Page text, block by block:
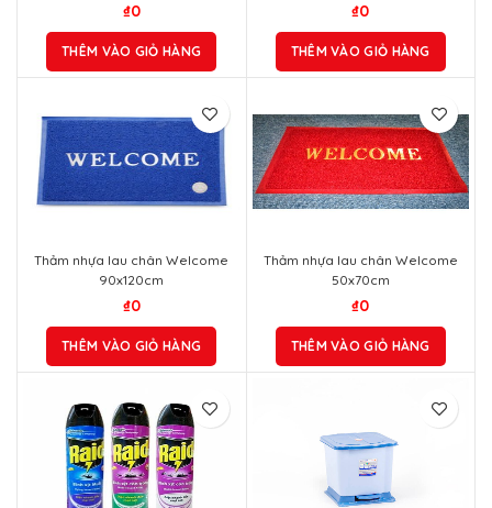
₫0
THÊM VÀO GIỎ HÀNG
₫0
THÊM VÀO GIỎ HÀNG
Thảm nhựa lau chân Welcome
90x120cm
₫0
THÊM VÀO GIỎ HÀNG
Thảm nhựa lau chân Welcome
50x70cm
₫0
THÊM VÀO GIỎ HÀNG